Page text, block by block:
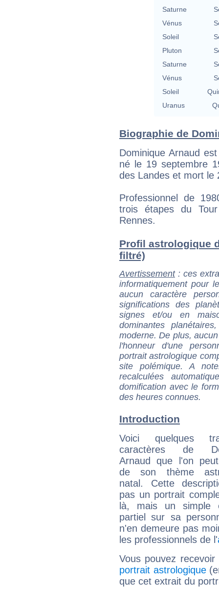
Saturne
Vénus
Soleil
Pluton
Saturne
Vénus
Soleil
Uranus
Biographie de
Dominique Arnaud
né le 19 septembre
des Landes et mort le
Professionnel de
trois étapes du
Rennes.
Profil astrologique
filtré)
Avertissement: ces
informatiquement pour
aucun caractère
significations des
signes et/ou en
dominantes
moderne. De plus,
l'honneur d'une
portrait astrologique
site polémique. A
recalculées
domification avec le
des heures connues.
Introduction
Voici quelques
caractères de
Arnaud que l'on
de son thème
natal. Cette
pas un portrait
là, mais un simple
partiel sur sa
n'en demeure pas
les professionnels de l'
Vous pouvez
portrait astrologique
que cet extrait du